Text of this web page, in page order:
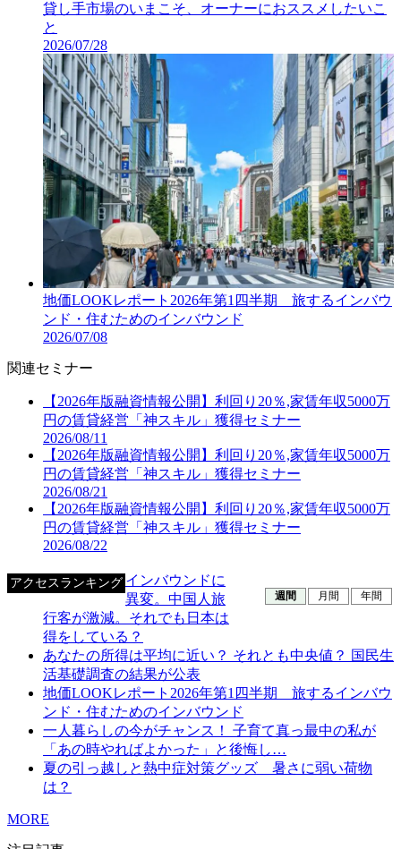
貸し手市場のいまこそ、オーナーにおススメしたいこ
と
2026/07/28
地価LOOKレポート2026年第1四半期 旅するインバウ
ンド・住むためのインバウンド
2026/07/08
関連セミナー
【2026年版融資情報公開】利回り20％,家賃年収5000万
円の賃貸経営「神スキル」獲得セミナー
2026/08/11
【2026年版融資情報公開】利回り20％,家賃年収5000万
円の賃貸経営「神スキル」獲得セミナー
2026/08/21
【2026年版融資情報公開】利回り20％,家賃年収5000万
円の賃貸経営「神スキル」獲得セミナー
2026/08/22
アクセスランキング
週間 月間 年間
インバウンドに
異変。中国人旅
行客が激減。それでも日本は
得をしている？
あなたの所得は平均に近い？ それとも中央値？ 国民生
活基礎調査の結果が公表
地価LOOKレポート2026年第1四半期 旅するインバウ
ンド・住むためのインバウンド
一人暮らしの今がチャンス！ 子育て真っ最中の私が
「あの時やればよかった」と後悔し…
夏の引っ越しと熱中症対策グッズ 暑さに弱い荷物
は？
MORE